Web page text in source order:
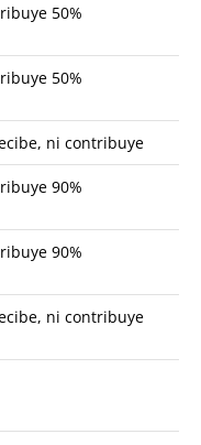
50%
50%
ni contribuye
90%
90%
ni contribuye